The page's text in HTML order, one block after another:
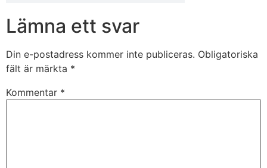
Lämna ett svar
Din e-postadress kommer inte publiceras. Obligatoriska
fält är märkta *
Kommentar *